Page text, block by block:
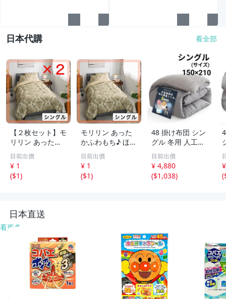
日本代購 看全部
【２枚セット】モ
リリン あったか
ふわもち♪ ほこり
が出にくい カー
ボンホット 掛け
ふとん＜シングル
目前出價
¥ 1
($1)
モリリン あった
かふわもち♪ ほこ
りが出にくい カ
ーボンホット 掛
けふとん＜シング
ル＞ ゴールド
目前出價
¥ 1
($1)
48 掛け布団 シン
グル 冬用 人工羽
毛 超軽量 暖かい
洗える 抗菌 防臭
防ダニ 150×210
ふわふわ とろけ
目前出價
¥ 4,880
($1,038)
(
日本直送
看更多